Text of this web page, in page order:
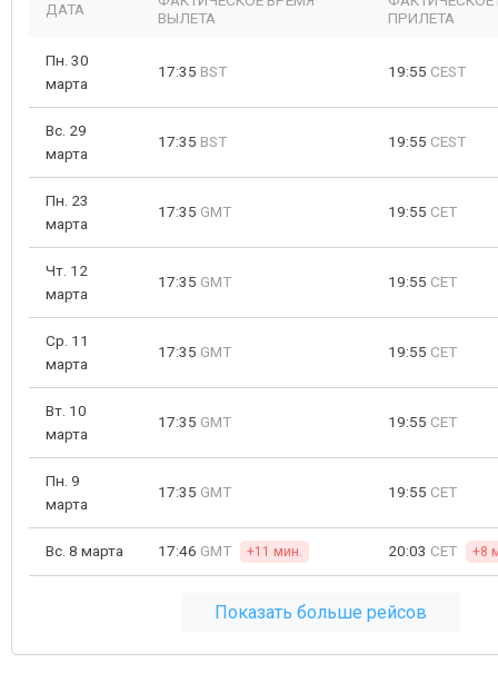
ДАТА
ВЫЛЕТА
ПРИЛЕТА
Пн. 30
марта
17:35 BST 19:55 CEST
Вс. 29
марта
17:35 BST 19:55 CEST
Пн. 23
марта
17:35 GMT 19:55 CET
Чт. 12
марта
17:35 GMT 19:55 CET
Ср. 11
марта
17:35 GMT 19:55 CET
Вт. 10
марта
17:35 GMT 19:55 CET
Пн. 9
марта
17:35 GMT 19:55 CET
Вс. 8 марта 17:46 GMT +11 мин. 20:03 CET +8
Показать больше рейсов